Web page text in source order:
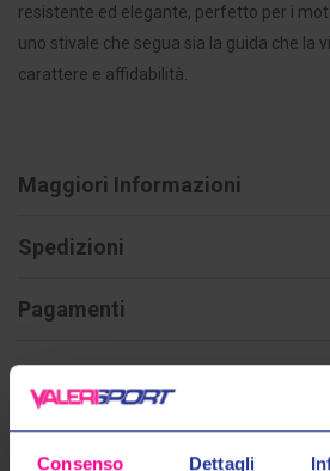
Consenso Dettagli
resistente ed elegante, perfetto per i
uno stivale che segua sia la guida che la
carattere e affidabilità.
Maggiori Informazioni
Spedizioni
Pagamenti